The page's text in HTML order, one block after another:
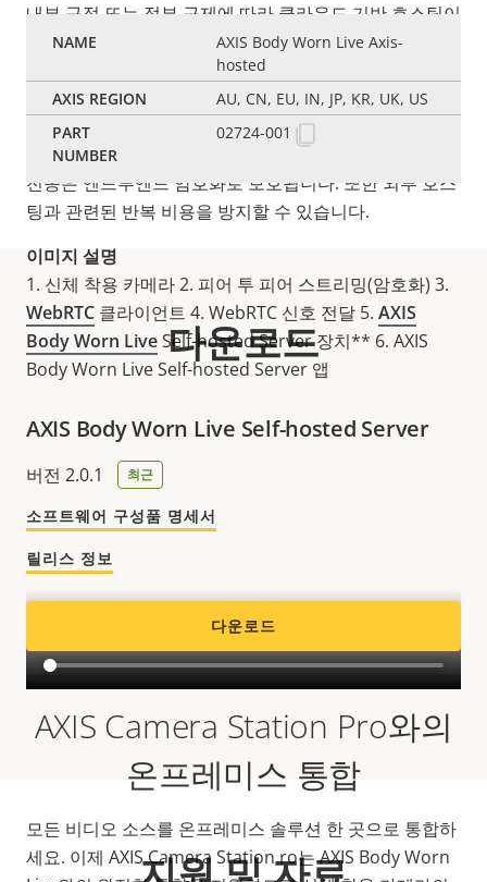
내부 규정 또는 정부 규제에 따라 클라우드 기반 호스팅이
적합하지 않은 경우에도 방법이 있습니다. Axis Body
Worn Live는 선호하는 VMS에 직접 통합된 자체 네트워
크에서 호스팅할 수 있는 유일한 솔루션이기 때문에 라이
브 스트리밍을 계속 이용할 수 있습니다. 데이터 무결성을
보호하기 위해 역할에 따라 권한을 할당할 수도 있습니다.
전송은 엔드투엔드 암호화로 보호됩니다. 또한 외부 호스
팅과 관련된 반복 비용을 방지할 수 있습니다.
이미지 설명
1. 신체 착용 카메라 2. 피어 투 피어 스트리밍(암호화) 3.
WebRTC 클라이언트 4. WebRTC 신호 전달 5. AXIS
Body Worn LiveSelf-hosted Server 장치** 6. AXIS
Body Worn Live Self-hosted Server 앱
AXIS Camera Station Pro와의
온프레미스 통합
모든 비디오 소스를 온프레미스 솔루션 한 곳으로 통합하
세요. 이제 AXIS Camera Station ro는 AXIS Body Worn
AXIS Body Worn Live Axis-
hosted
AU, CN, EU, IN, JP, KR, UK, US
02724-001
다운로드
AXIS Body Worn Live Self-hosted Server
버전 2.0.1 최근
소프트웨어 구성품 명세서
릴리스 정보
다운로드